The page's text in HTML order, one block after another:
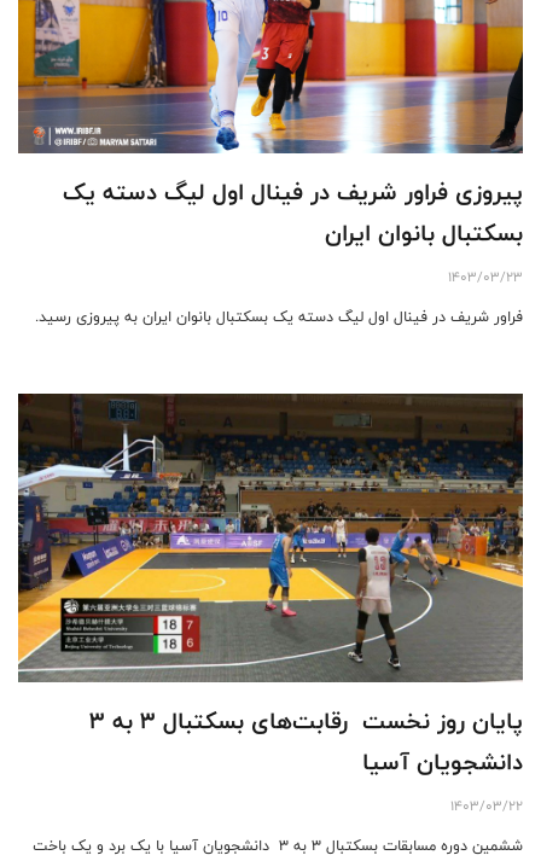
پیروزی فراور شریف در فینال اول لیگ دسته یک
بسکتبال بانوان ایران
1403/03/23
فراور شریف در فینال اول لیگ دسته یک بسکتبال بانوان ایران به پیروزی رسید.
پایان روز نخست رقابت‌های بسکتبال 3 به 3
دانشجویان آسیا
1403/03/22
ششمین دوره مسابقات بسکتبال ۳ به ۳ دانشجویان آسیا با یک برد و یک باخت